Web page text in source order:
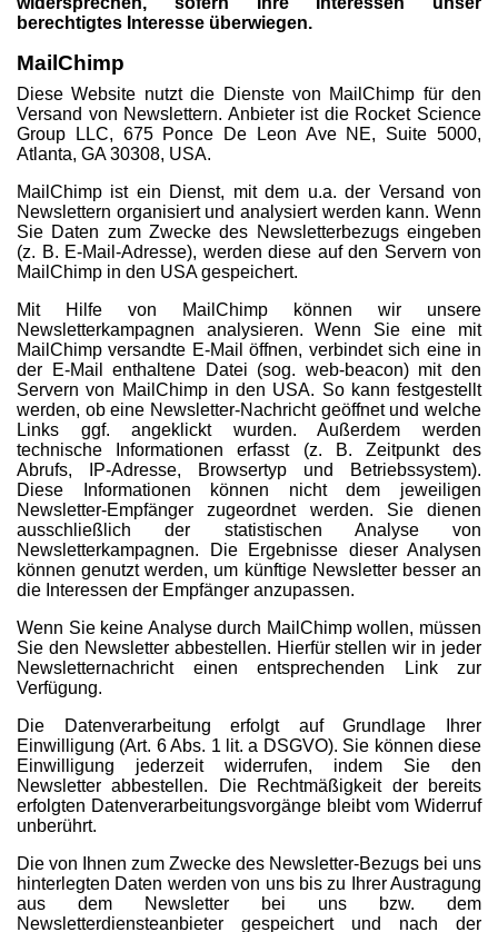
berechtigtes Interesse überwiegen.
MailChimp
Diese Website nutzt die Dienste von MailChimp für den
Versand von Newslettern. Anbieter ist die Rocket Science
Group LLC, 675 Ponce De Leon Ave NE, Suite 5000,
Atlanta, GA 30308, USA.
MailChimp ist ein Dienst, mit dem u.a. der Versand von
Newslettern organisiert und analysiert werden kann. Wenn
Sie Daten zum Zwecke des Newsletterbezugs eingeben
(z. B. E-Mail-Adresse), werden diese auf den Servern von
MailChimp in den USA gespeichert.
Mit Hilfe von MailChimp können wir unsere
Newsletterkampagnen analysieren. Wenn Sie eine mit
MailChimp versandte E-Mail öffnen, verbindet sich eine in
der E-Mail enthaltene Datei (sog. web-beacon) mit den
Servern von MailChimp in den USA. So kann festgestellt
werden, ob eine Newsletter-Nachricht geöffnet und welche
Links ggf. angeklickt wurden. Außerdem werden
technische Informationen erfasst (z. B. Zeitpunkt des
Abrufs, IP-Adresse, Browsertyp und Betriebssystem).
Diese Informationen können nicht dem jeweiligen
Newsletter-Empfänger zugeordnet werden. Sie dienen
ausschließlich der statistischen Analyse von
Newsletterkampagnen. Die Ergebnisse dieser Analysen
können genutzt werden, um künftige Newsletter besser an
die Interessen der Empfänger anzupassen.
Wenn Sie keine Analyse durch MailChimp wollen, müssen
Sie den Newsletter abbestellen. Hierfür stellen wir in jeder
Newsletternachricht einen entsprechenden Link zur
Verfügung.
Die Datenverarbeitung erfolgt auf Grundlage Ihrer
Einwilligung (Art. 6 Abs. 1 lit. a DSGVO). Sie können diese
Einwilligung jederzeit widerrufen, indem Sie den
Newsletter abbestellen. Die Rechtmäßigkeit der bereits
erfolgten Datenverarbeitungsvorgänge bleibt vom Widerruf
unberührt.
Die von Ihnen zum Zwecke des Newsletter-Bezugs bei uns
hinterlegten Daten werden von uns bis zu Ihrer Austragung
aus dem Newsletter bei uns bzw. dem
Newsletterdiensteanbieter gespeichert und nach der